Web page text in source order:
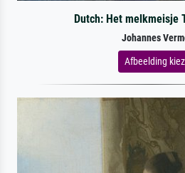
Dutch: Het melkmeisje
Johannes
Afbeelding